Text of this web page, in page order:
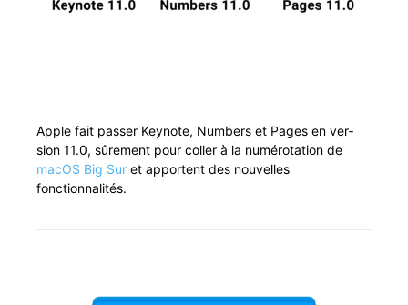
Apple fait pass­er Keynote, Num­bers et Pages en ver­
sion 11.0, sûre­ment pour coller à la numéro­ta­tion de
macOS Big Sur et appor­tent des nou­velles
fonctionnalités.